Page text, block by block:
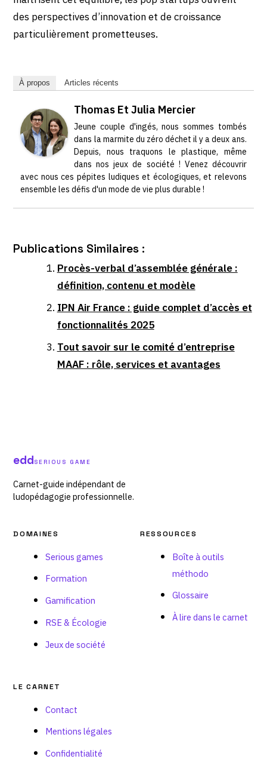
des perspectives d’innovation et de croissance
particulièrement prometteuses.
À propos Articles récents
Thomas Et Julia Mercier
Jeune couple d'ingés, nous sommes tombés
dans la marmite du zéro déchet il y a deux ans.
Depuis, nous traquons le plastique, même
dans nos jeux de société ! Venez découvrir
avec nous ces pépites ludiques et écologiques, et relevons
ensemble les défis d'un mode de vie plus durable !
Publications Similaires :
Procès-verbal d’assemblée générale :
définition, contenu et modèle
IPN Air France : guide complet d’accès et
fonctionnalités 2025
Tout savoir sur le comité d’entreprise
MAAF : rôle, services et avantages
eddSERIOUS GAME
Carnet-guide indépendant de
ludopédagogie professionnelle.
DOMAINES
Serious games
Formation
Gamification
RSE & Écologie
Jeux de société
RESSOURCES
Boîte à outils
méthodo
Glossaire
À lire dans le carnet
LE CARNET
Contact
Mentions légales
Confidentialité